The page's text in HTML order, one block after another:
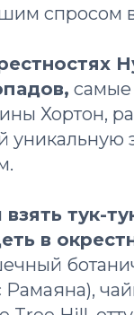
спросом
самые
Хортон,
уникальную
взять тук-
в
Рамаяна),